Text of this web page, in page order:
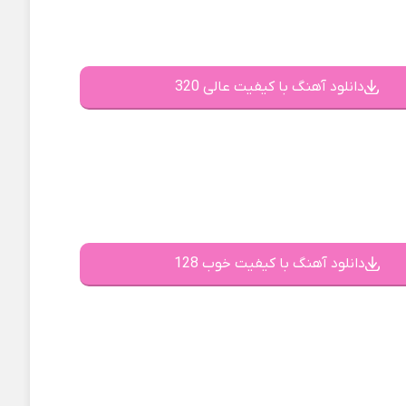
دانلود آهنگ با کیفیت عالی 320
دانلود آهنگ با کیفیت خوب 128